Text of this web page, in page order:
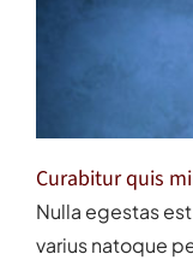
Curabitur quis
Nulla egestas
varius natoque